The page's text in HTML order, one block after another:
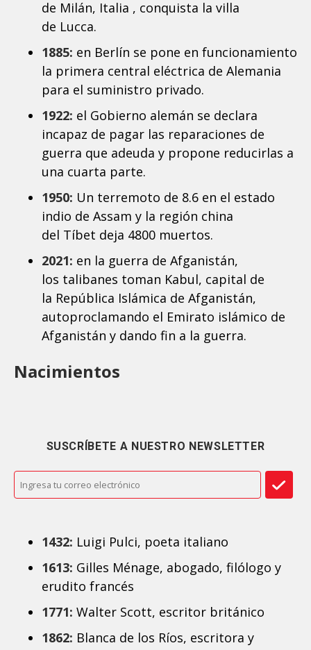
de Milán, Italia , conquista la villa
de Lucca.
1885: en Berlín se pone en funcionamiento
la primera central eléctrica de Alemania
para el suministro privado.
1922: el Gobierno alemán se declara
incapaz de pagar las reparaciones de
guerra que adeuda y propone reducirlas a
una cuarta parte.
1950: Un terremoto de 8.6 en el estado
indio de Assam y la región china
del Tíbet deja 4800 muertos.
2021: en la guerra de Afganistán,
los talibanes toman Kabul, capital de
la República Islámica de Afganistán,
autoproclamando el Emirato islámico de
Afganistán y dando fin a la guerra.
Nacimientos
SUSCRÍBETE A NUESTRO NEWSLETTER
1432: Luigi Pulci, poeta italiano
1613: Gilles Ménage, abogado, filólogo y
erudito francés
1771: Walter Scott, escritor británico
1862: Blanca de los Ríos, escritora y